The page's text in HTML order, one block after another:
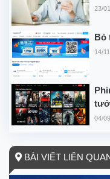
23/
Bỏ
14/
04/
BÀI VIẾT LIÊN